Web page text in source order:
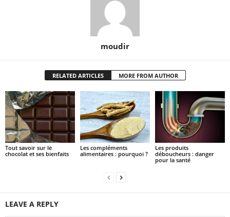
moudir
RELATED ARTICLES MORE FROM AUTHOR
Tout savoir sur le
chocolat et ses bienfaits
Les compléments
alimentaires : pourquoi ?
Les produits
déboucheurs : danger
pour la santé
LEAVE A REPLY